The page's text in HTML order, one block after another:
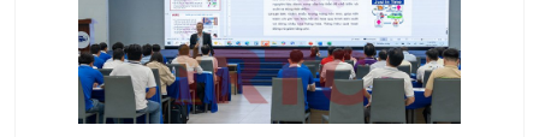
Cung cấp chương trình đào tạo chuyên sâu cùng những kiến